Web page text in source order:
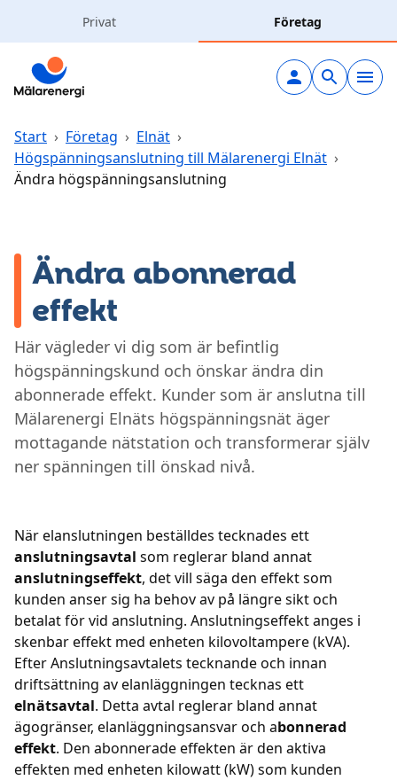
Privat Företag
Elavtal
Elnät
Laddning
Värme & kyla
Vatten & avlopp
Kundcenter
Start › Företag › Elnät ›
Högspänningsanslutning till Mälarenergi Elnät ›
Ändra högspänningsanslutning
Ändra abonnerad
effekt
Här vägleder vi dig som är befintlig
högspänningskund och önskar ändra din
abonnerade effekt. Kunder som är anslutna till
Mälarenergi Elnäts högspänningsnät äger
mottagande nätstation och transformerar själv
ner spänningen till önskad nivå.
När elanslutningen beställdes tecknades ett
anslutningsavtal som reglerar bland annat
anslutningseffekt, det vill säga den effekt som
kunden anser sig ha behov av på längre sikt och
betalat för vid anslutning. Anslutningseffekt anges i
skenbar effekt med enheten kilovoltampere (kVA).
Efter Anslutningsavtalets tecknande och innan
driftsättning av elanläggningen tecknas ett
elnätsavtal. Detta avtal reglerar bland annat
ägogränser, elanläggningsansvar och abonnerad
effekt. Den abonnerade effekten är den aktiva
effekten med enheten kilowatt (kW) som kunden